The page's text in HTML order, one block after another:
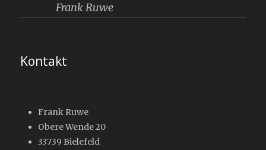
Frank Ruwe
Kontakt
Frank Ruwe
Obere Wende 20
33739 Bielefeld